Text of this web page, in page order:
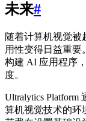
未来#
随着计算机视觉被
用性变得日益重要
构建 AI 应用程序
度。
Ultralytics
算机视觉技术的环